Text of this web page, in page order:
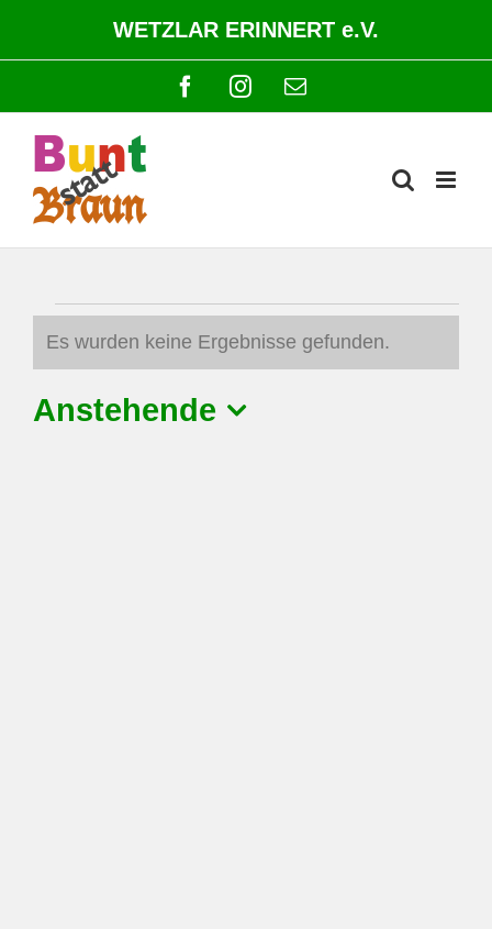
springen
WETZLAR ERINNERT e.V.
FacebookInstagram
E-
Mail
Veranstaltungen
Hinweis
Es wurden keine Ergebnisse gefunden.
Anstehende